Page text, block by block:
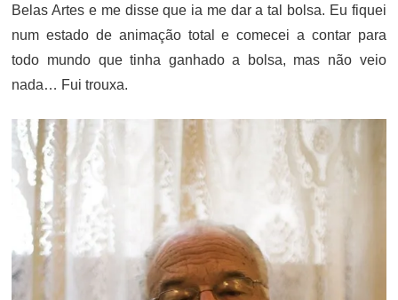
Belas Artes e me disse que ia me dar a tal bolsa. Eu fiquei
num estado de animação total e comecei a contar para
todo mundo que tinha ganhado a bolsa, mas não veio
nada… Fui trouxa.